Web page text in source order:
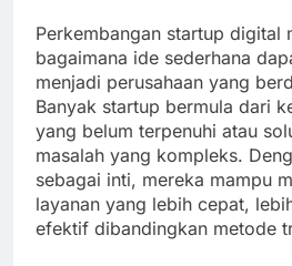
Perkembangan startup digital
bagaimana ide sederhana
menjadi perusahaan yang
Banyak startup bermula dari
yang belum terpenuhi atau
masalah yang kompleks.
sebagai inti, mereka mampu
layanan yang lebih cepat,
efektif dibandingkan metode